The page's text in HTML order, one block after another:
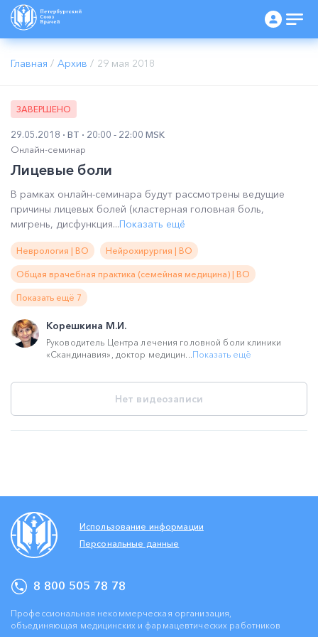
Главная / Архив / 29 мая 2018
ЗАВЕРШЕНО
29.05.2018 ВТ
20:00 - 22:00 MSK
Онлайн-семинар
Лицевые боли
В рамках онлайн-семинара будут рассмотрены ведущие
причины лицевых болей (кластерная головная боль,
мигрень, дисфункция...Показать ещё
Неврология | ВО Нейрохирургия | ВО
Общая врачебная практика (семейная медицина) | ВО
Показать ещё 7
Корешкина М.И.
Руководитель Центра лечения головной боли клиники
«Скандинавия», доктор медицин...Показать ещё
Нет видеозаписи
Использование информации
Персональные данные
8 800 505 78 78
Профессиональная некоммерческая организация,
объединяющая медицинских и фармацевтических работников